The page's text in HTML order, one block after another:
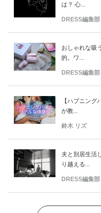
は？ 心...
DRESS編集部
おしゃれな吸
的。ワ...
DRESS編集部
【ハプニン
が教...
鈴木 リズ
夫と別居生活
り越える...
DRESS編集部